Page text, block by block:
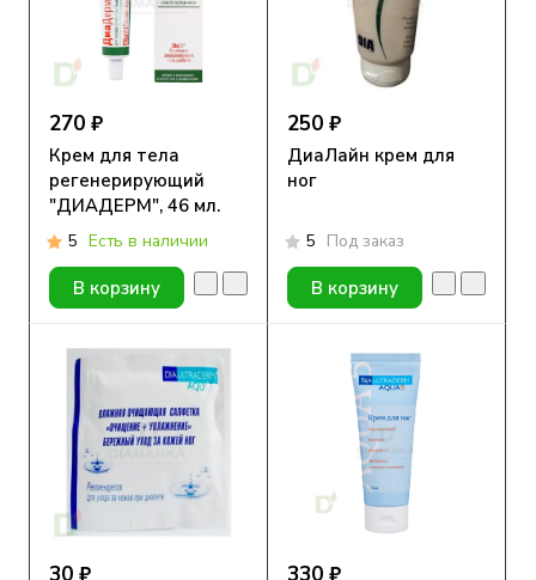
270 ₽
Крем для тела
регенерирующий
"ДИАДЕРМ", 46 мл.
5 Есть в наличии
В корзину
250 ₽
ДиаЛайн крем для
ног
5 Под заказ
В корзину